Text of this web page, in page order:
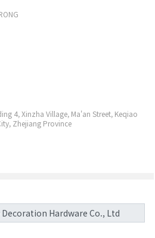
4, Xinzha Village, Ma'an Street, Keqiao
Zhejiang Province